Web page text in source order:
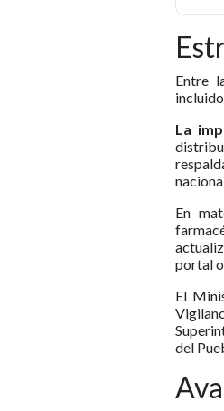
Entre
La
En
portal
El
del